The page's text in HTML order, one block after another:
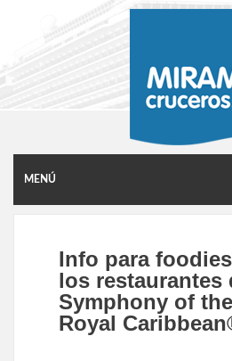
MENÚ
Info para
los restaurantes
Symphony of
Royal